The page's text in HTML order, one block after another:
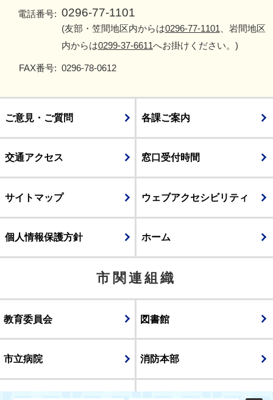
電話番号: 0296-77-1101
(友部・笠間地区内からは0296-77-1101 、岩間地区
内からは0299-37-6611へお掛けください。)
FAX番号: 0296-78-0612
ご意見・ご質問 各課ご案内
交通アクセス 窓口受付時間
サイトマップ ウェブアクセシビリティ
個人情報保護方針 ホーム
市関連組織
教育委員会 図書館
市立病院 消防本部